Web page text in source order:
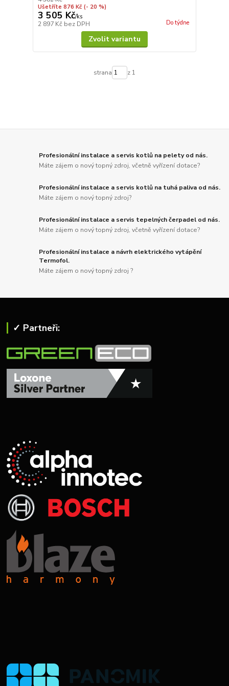
Ušetříte 876 Kč (- 20 %)
3 505 Kč/ks
2 897 Kč bez DPH Do týdne
Zvolit variantu
strana z 1
Profesionální instalace a servis kotlů na pelety od nás.
Máte zájem o nový topný zdroj, včetně vyřízení dotace?
Profesionální instalace a servis kotlů na tuhá paliva od nás.
Máte zájem o nový topný zdroj?
Profesionální instalace a servis tepelných čerpadel od nás.
Máte zájem o nový topný zdroj, včetně vyřízení dotace?
Profesionální instalace a návrh elektrického vytápění
Termofol.
Máte zájem o nový topný zdroj ?
✓ Partneři: